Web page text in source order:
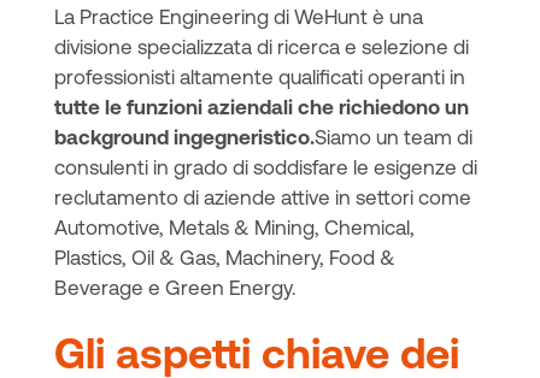
La Practice Engineering di WeHunt è una
divisione specializzata di ricerca e selezione di
professionisti altamente qualificati operanti in
tutte le funzioni aziendali che richiedono un
background ingegneristico.Siamo un team di
consulenti in grado di soddisfare le esigenze di
reclutamento di aziende attive in settori come
Automotive, Metals & Mining, Chemical,
Plastics, Oil & Gas, Machinery, Food &
Beverage e Green Energy.
Gli aspetti chiave dei